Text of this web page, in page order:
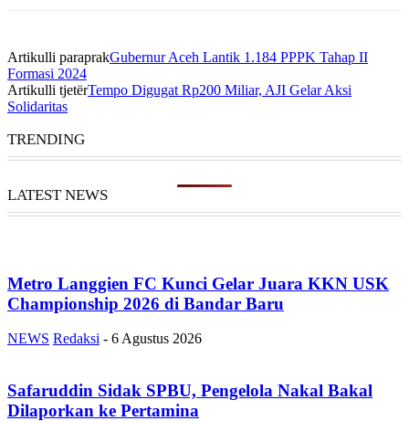
Artikulli paraprakGubernur Aceh Lantik 1.184 PPPK Tahap II
Formasi 2024
Artikulli tjetërTempo Digugat Rp200 Miliar, AJI Gelar Aksi
Solidaritas
TRENDING
LATEST NEWS
Metro Langgien FC Kunci Gelar Juara KKN USK
Championship 2026 di Bandar Baru
NEWS Redaksi - 6 Agustus 2026
Safaruddin Sidak SPBU, Pengelola Nakal Bakal
Dilaporkan ke Pertamina